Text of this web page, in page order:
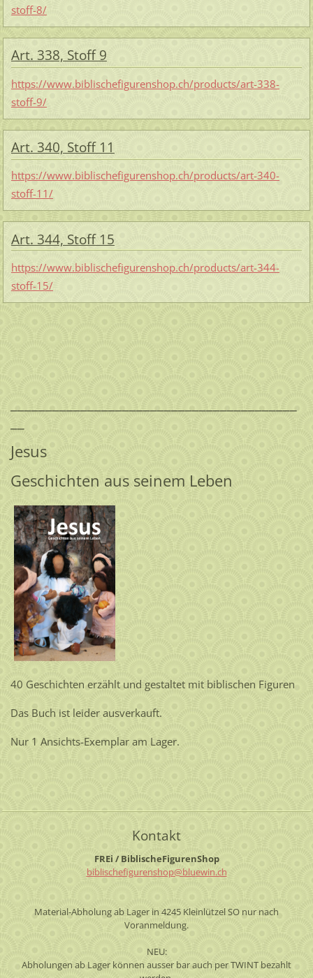
stoff-8/
Art. 338, Stoff 9
https://www.biblischefigurenshop.ch/products/art-338-
stoff-9/
Art. 340, Stoff 11
https://www.biblischefigurenshop.ch/products/art-340-
stoff-11/
Art. 344, Stoff 15
https://www.biblischefigurenshop.ch/products/art-344-
stoff-15/
_________________________________________
__
Jesus
Geschichten aus seinem Leben
40 Geschichten erzählt und gestaltet mit biblischen Figuren
Das Buch ist leider ausverkauft.
Nur 1 Ansichts-Exemplar am Lager.
Kontakt
FREi / BiblischeFigurenShop
biblischefigurenshop@bluewin.ch
Material-Abholung ab Lager in 4245 Kleinlützel SO nur nach
Voranmeldung.
NEU:
Abholungen ab Lager können ausser bar auch per TWINT bezahlt